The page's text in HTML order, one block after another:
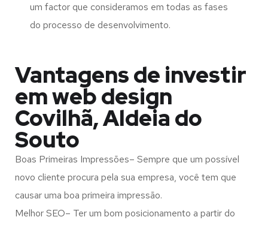
um factor que consideramos em todas as fases
do processo de desenvolvimento.
Vantagens de investir
em web design
Covilhã, Aldeia do
Souto
Boas Primeiras Impressões– Sempre que um possível
novo cliente procura pela sua empresa, você tem que
causar uma boa primeira impressão.
Melhor SEO– Ter um bom posicionamento a partir do